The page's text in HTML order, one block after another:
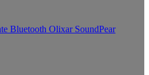
Bluetooth Olixar SoundPear